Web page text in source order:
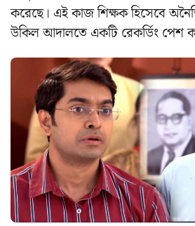
করেছে। এই কাজ শিক্ষক হিসেবে
উকিল আদালতে একটি রেকর্ডিং পেশ